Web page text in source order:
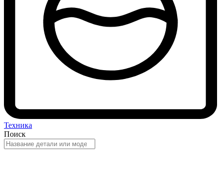
Техника
Поиск